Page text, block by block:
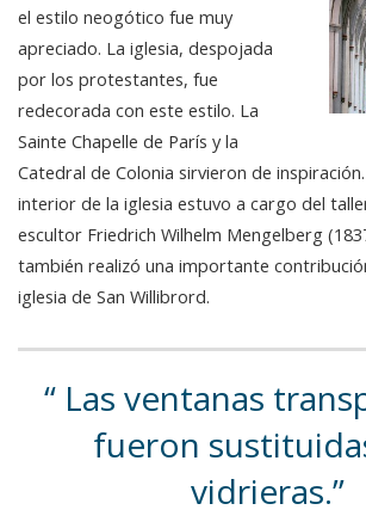
el estilo neogótico fue muy
apreciado. La iglesia, despojada
por los protestantes, fue
redecorada con este estilo. La
Sainte Chapelle de París y la
Catedral de Colonia sirvieron de
interior de la iglesia estuvo a cargo del
escultor Friedrich Wilhelm Mengelberg
también realizó una importante
iglesia de San Willibrord.
Las ventanas
fueron
vidrieras.